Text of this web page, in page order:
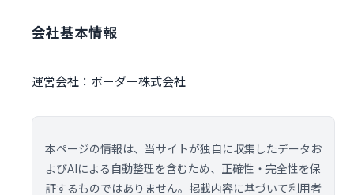
会社基本情報
運営会社：ボーダー株式会社
本ページの情報は、当サイトが独自に収集したデータお
よびAIによる自動整理を含むため、正確性・完全性を保
証するものではありません。掲載内容に基づいて利用者